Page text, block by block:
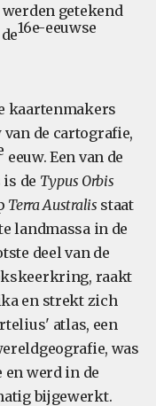
getekend
16e-eeuwse
kaartenmakers
van de cartografie,
eeuw. Een van de
de Typus Orbis
Terra Australis staat
landmassa in de
deel van de
raakt
en strekt zich
atlas, een
was
en werd in de
bijgewerkt.